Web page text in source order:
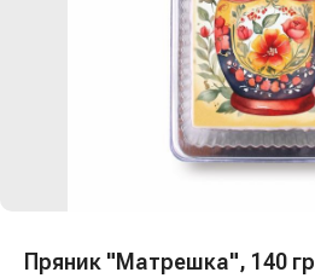
Пряник "Матрешка", 140 гр